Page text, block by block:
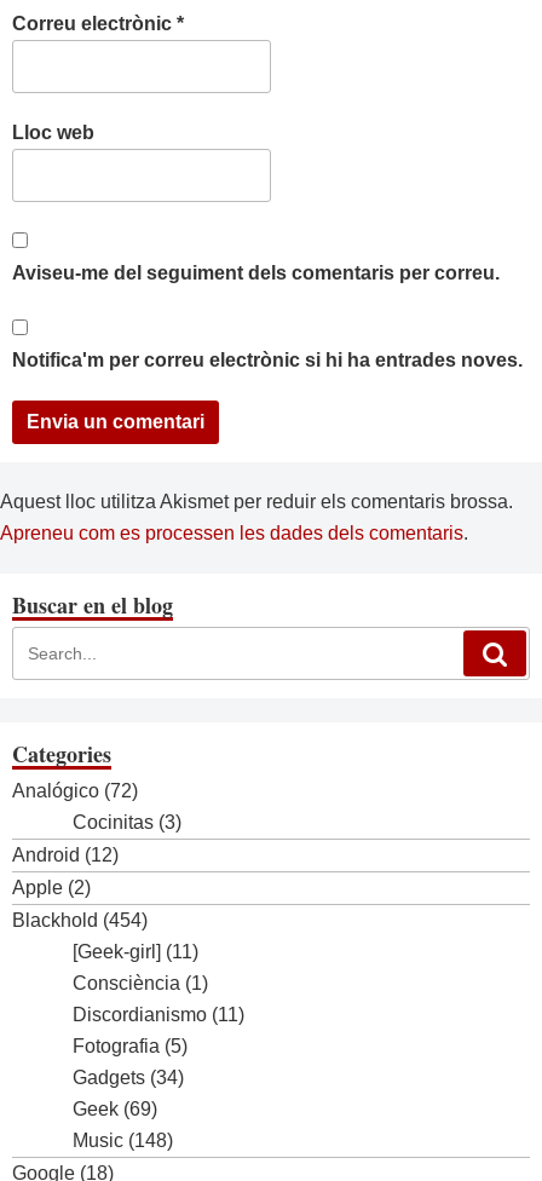
Correu electrònic *
Lloc web
Aviseu-me del seguiment dels comentaris per correu.
Notifica'm per correu electrònic si hi ha entrades noves.
Aquest lloc utilitza Akismet per reduir els comentaris brossa.
Apreneu com es processen les dades dels comentaris.
Buscar en el blog
Categories
Analógico (72)
Cocinitas (3)
Android (12)
Apple (2)
Blackhold (454)
[Geek-girl] (11)
Consciència (1)
Discordianismo (11)
Fotografia (5)
Gadgets (34)
Geek (69)
Music (148)
Google (18)